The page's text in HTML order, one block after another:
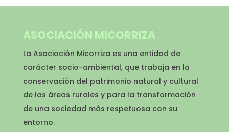
ASOCIACIÓN MICORRIZA
La Asociación Micorriza es una entidad de
carácter socio-ambiental, que trabaja en la
conservación del patrimonio natural y cultural
de las áreas rurales y para la transformación
de una sociedad más respetuosa con su
entorno.